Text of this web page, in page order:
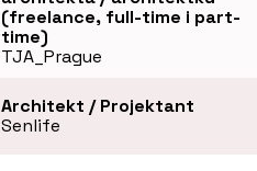
(freelance, full-time i part-
time)
TJA_Prague
Architekt / Projektant
Senlife